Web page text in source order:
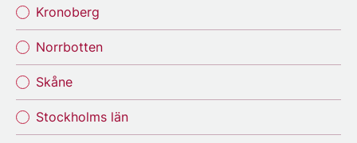
Kronoberg
Norrbotten
Skåne
Stockholms län